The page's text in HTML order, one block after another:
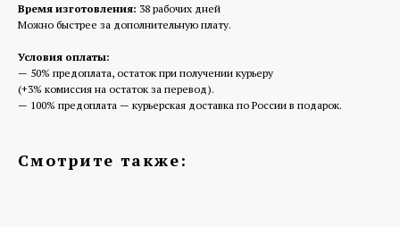
Время изготовления: 38 рабочих дней
Можно быстрее за дополнительную плату.
Условия оплаты:
— 50% предоплата, остаток при получении курьеру
(+3% комиссия на остаток за перевод).
— 100% предоплата — курьерская доставка по России в подарок.
Смотрите также: